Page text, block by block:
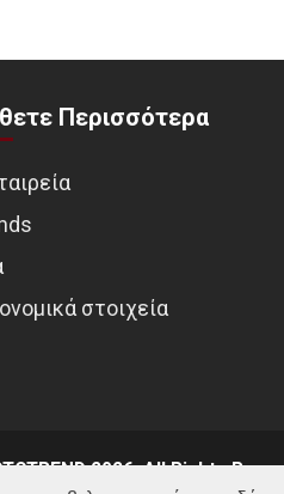
Περισσότερα
στοιχεία
2026. All Rights